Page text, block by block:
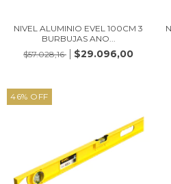
NIVEL ALUMINIO EVEL 100CM 3
BURBUJAS ANO...
$57.028,16
$29.096,00
46% OFF